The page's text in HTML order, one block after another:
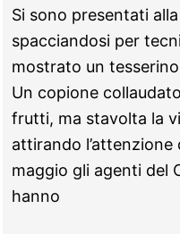
Si sono presentati
spacciandosi per
mostrato un
Un copione
frutti, ma stavolta la
attirando
maggio gli agenti del
hanno